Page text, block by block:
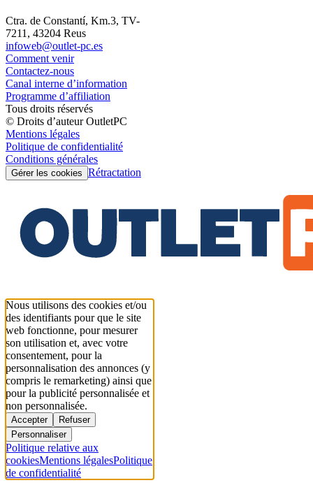
Ctra. de Constantí, Km.3, TV-
7211, 43204 Reus
infoweb@outlet-pc.es
Comment venir
Contactez-nous
Canal interne d’information
Programme d’affiliation
Tous droits réservés
© Droits d’auteur OutletPC
Mentions légales
Politique de confidentialité
Conditions générales
Gérer les cookies Rétractation
Nous utilisons des cookies et/ou
des identifiants pour que le site
web fonctionne, pour mesurer
son utilisation et, avec votre
consentement, pour la
personnalisation des annonces (y
compris le remarketing) ainsi que
pour la publicité personnalisée et
non personnalisée.
Accepter
Refuser
Personnaliser
Politique relative aux
cookiesMentions légalesPolitique
de confidentialité